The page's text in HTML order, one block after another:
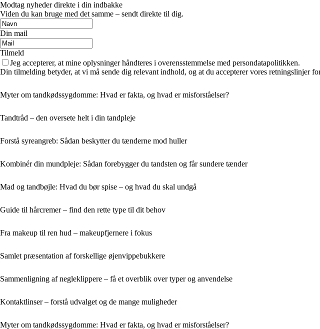
Modtag nyheder direkte i din indbakke
Viden du kan bruge med det samme – sendt direkte til dig.
Din mail
Tilmeld
Jeg accepterer, at mine oplysninger håndteres i overensstemmelse med persondatapolitikken.
Din tilmelding betyder, at vi må sende dig relevant indhold, og at du accepterer vores retningslinjer
Myter om tandkødssygdomme: Hvad er fakta, og hvad er misforståelser?
Tandtråd – den oversete helt i din tandpleje
Forstå syreangreb: Sådan beskytter du tænderne mod huller
Kombinér din mundpleje: Sådan forebygger du tandsten og får sundere tænder
Mad og tandbøjle: Hvad du bør spise – og hvad du skal undgå
Guide til hårcremer – find den rette type til dit behov
Fra makeup til ren hud – makeupfjernere i fokus
Samlet præsentation af forskellige øjenvippebukkere
Sammenligning af negleklippere – få et overblik over typer og anvendelse
Kontaktlinser – forstå udvalget og de mange muligheder
Myter om tandkødssygdomme: Hvad er fakta, og hvad er misforståelser?